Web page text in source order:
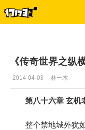
《传奇世界之纵
2014-04-03 林一木
第八十六章 玄机
整个禁地城外犹如